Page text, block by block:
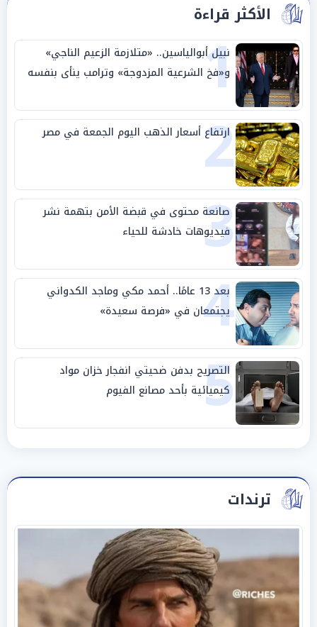
الأكثر قراءة
1
نبيل أبوالياسين.. «متلازمة الزعيم الناجي»
و«فخ الشرعية المزدوجة» وترامب ينأى بنفسه
وحليفه في «ميتم استراتيجي»
2
ارتفاع أسعار الذهب اليوم الجمعة في مصر
3
صانعة محتوى في قبضة الأمن بتهمة نشر
فيديوهات خادشة للحياء
4 بعد 13 عامًا.. أحمد مكي وماجد الكدواني
يجتمعان في «فرصة سعيدة»
5
التصريح بدفن ضحيتي انفجار خزان مواد
كيميائية بأحد مصانع الفيوم
ترندات